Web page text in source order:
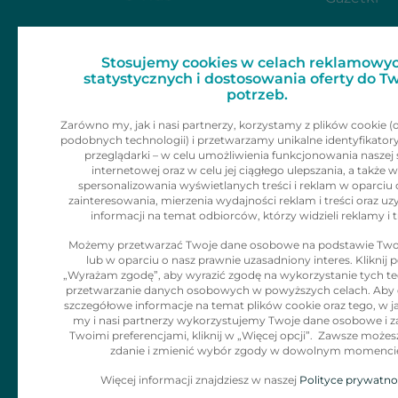
Stosujemy cookies w celach
statystycznych i dostosowania oferty do
potrzeb.
Zarówno my, jak i nasi partnerzy, korzystamy z plików cookie
podobnych technologii) i przetwarzamy unikalne
przeglądarki – w celu umożliwienia funkcjonowania naszej
internetowej oraz w celu jej ciągłego ulepszania, a także
spersonalizowania wyświetlanych treści i reklam w oparciu
zainteresowania, mierzenia wydajności reklam i treści oraz
informacji na temat odbiorców, którzy widzieli reklamy i
Możemy przetwarzać Twoje dane osobowe na podstawie
lub w oparciu o nasz prawnie uzasadniony interes. Kliknij
„Wyrażam zgodę”, aby wyrazić zgodę na wykorzystanie tych
przetwarzanie danych osobowych w powyższych celach.
szczegółowe informacje na temat plików cookie oraz tego, w
my i nasi partnerzy wykorzystujemy Twoje dane osobowe i
Twoimi preferencjami, kliknij w „Więcej opcji”. Zawsze
zdanie i zmienić wybór zgody w dowolnym
Więcej informacji znajdziesz w naszej Polityce
Kariera
Kontakt
Informacje dla
klienta
Polityka Cookies
Klauzula
Informacyjna dla
adresatów
korespodencji
Zgłaszanie